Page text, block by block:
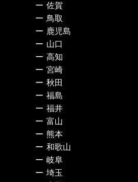
ー 佐賀
ー 鳥取
ー 鹿児島
ー 山口
ー 高知
ー 宮崎
ー 秋田
ー 福島
ー 福井
ー 富山
ー 熊本
ー 和歌山
ー 岐阜
ー 埼玉